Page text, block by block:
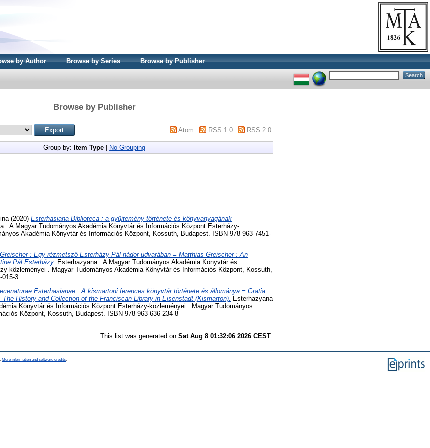
by Author Browse by Series Browse by Publisher
Browse by Publisher
Atom RSS 1.0 RSS 2.0
Group by: Item Type No Grouping
(2020) Esterhasiana Biblioteca : a gyűjtemény története és könyvanyagának
: A Magyar Tudományos Akadémia Könyvtár és Információs Központ Esterházy-
Akadémia Könyvtár és Információs Központ, Kossuth, Budapest. ISBN 978-963-7451-
: Egy rézmetsző Esterházy Pál nádor udvarában = Matthias Greischer : An
Pál Esterházy. Esterhazyana : A Magyar Tudományos Akadémia Könyvtár és
közleményei . Magyar Tudományos Akadémia Könyvtár és Információs Központ, Kossuth,
015-3
Esterhasianae : A kismartoni ferences könyvtár története és állománya = Gratia
History and Collection of the Franciscan Library in Eisenstadt (Kismarton). Esterhazyana
Könyvtár és Információs Központ Esterházy-közleményei . Magyar Tudományos
Központ, Kossuth, Budapest. ISBN 978-963-636-234-8
This list was generated on Sat Aug 8 01:32:06 2026 CEST.
More information and software credits